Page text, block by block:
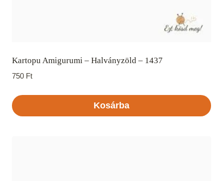
Kartopu Amigurumi – Halványzöld – 1437
750 Ft
Kosárba